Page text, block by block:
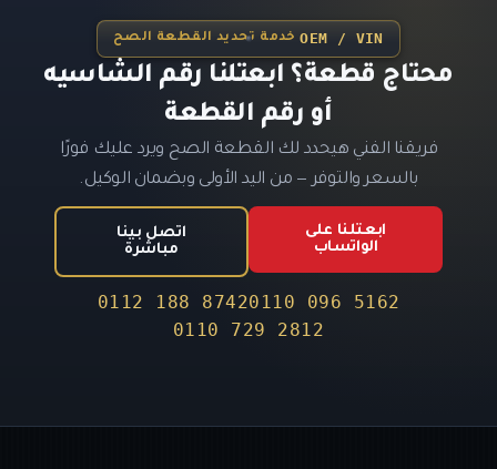
OEM / VINخدمة تحديد القطعة الصح
محتاج قطعة؟ ابعتلنا رقم الشاسيه
أو رقم القطعة
فريقنا الفني هيحدد لك القطعة الصح ويرد عليك فورًا
بالسعر والتوفر — من اليد الأولى وبضمان الوكيل.
ابعتلنا على
الواتساب
اتصل بينا
مباشرة
0112 188 8742 0110 096 5162
0110 729 2812